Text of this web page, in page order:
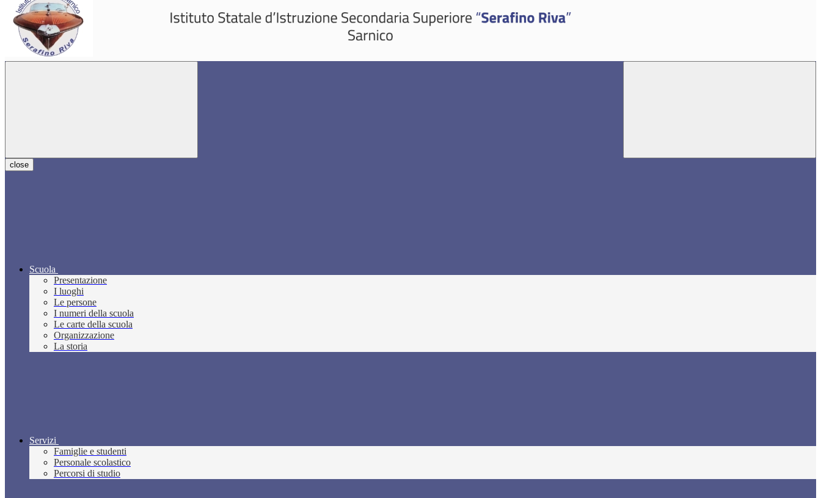
close
Scuola
Presentazione
I luoghi
Le persone
I numeri della scuola
Le carte della scuola
Organizzazione
La storia
Servizi
Famiglie e studenti
Personale scolastico
Percorsi di studio